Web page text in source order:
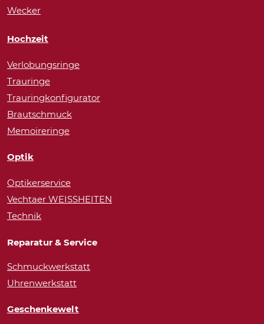
Wecker
Hochzeit
Verlobungsringe
Trauringe
Trauringkonfigurator
Brautschmuck
Memoireringe
Optik
Optikerservice
Vechtaer WEISSHEITEN
Technik
Reparatur & Service
Schmuckwerkstatt
Uhrenwerkstatt
Geschenkewelt